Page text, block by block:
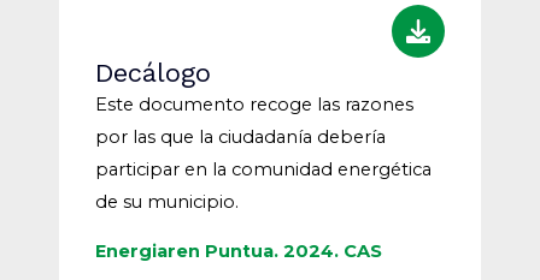
Decálogo
Este documento recoge las razones
por las que la ciudadanía debería
participar en la comunidad energética
de su municipio.
Energiaren Puntua. 2024. CAS